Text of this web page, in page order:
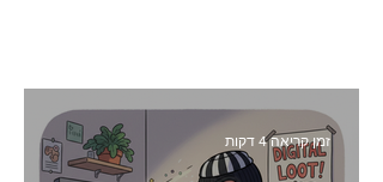
זמן קריאה 4 דקות